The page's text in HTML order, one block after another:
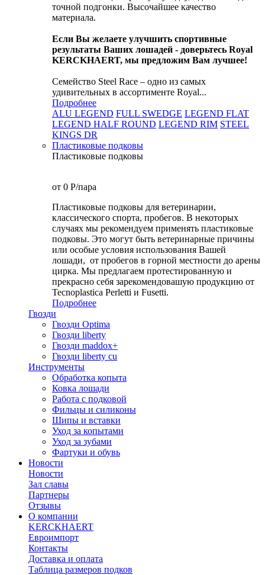
точной подгонки. Высочайшее качество
материала.
Если Вы желаете улучшить спортивные
результаты Ваших лошадей - доверьтесь Royal
KERCKHAERT, мы предложим Вам лучшее!
Семейство Steel Race – одно из самых
удивительных в ассортименте Royal...
Подробнее
ALU LEGEND FULL SWEDGE LEGEND FLAT
LEGEND HALF ROUND LEGEND RIM STEEL
KINGS DR
Пластиковые подковы
Пластиковые подковы
от 0 P/пара
Пластиковые подковы для ветеринарии,
классического спорта, пробегов. В некоторых
случаях мы рекомендуем применять пластиковые
подковы. Это могут быть ветеринарные причины
или особые условия использования Вашей
лошади, от пробегов в горной местности до арены
цирка. Мы предлагаем протестированную и
прекрасно себя зарекомендовашую продукцию от
Tecnoplastica Perletti и Fusetti.
Подробнее
Гвозди
Гвозди Optima
Гвозди liberty
Гвозди maddox+
Гвозди liberty cu
Инструменты
Обработка копыта
Ковка лошади
Работа с подковой
Фильцы и силиконы
Шипы и вставки
Уход за копытами
Уход за зубами
Фартуки и обувь
Новости
Новости
Зал славы
Партнеры
Отзывы
О компании
KERCKHAERT
Евроимпорт
Контакты
Доставка и оплата
Таблица размеров подков